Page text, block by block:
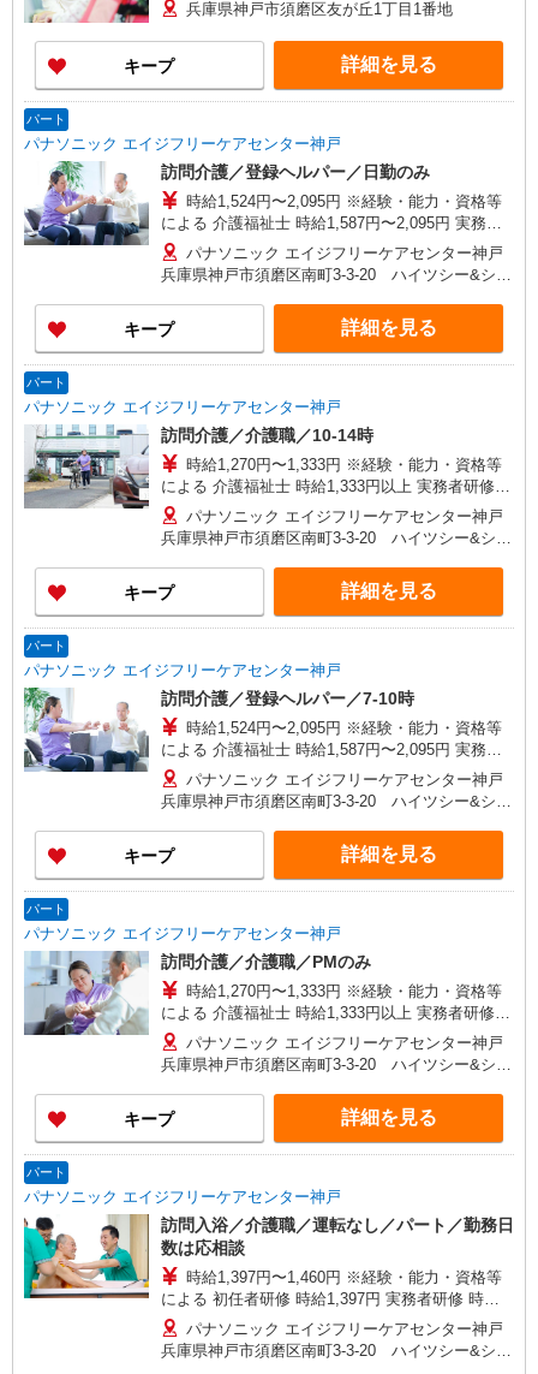
兵庫県神戸市須磨区友が丘1丁目1番地
キープ 詳細を見る
パート
パナソニック エイジフリーケアセンター神戸
訪問介護／登録ヘルパー／日勤のみ
時給1,524円〜2,095円 ※経験・能力・資格等
による 介護福祉士 時給1,587円〜2,095円 実務者
研修 時給1,524円〜2,032円 初任者研修 時給1,524
円〜2,032円 ※インセンティブ制度有あり（社内
規定あり） ※一律処遇改善加算含む 〇時間外勤務
手当 〇土日祝勤務手当 〇年末年始勤務手当
パナソニック エイジフリーケアセンター神戸
兵庫県神戸市須磨区南町3-3-20 ハイツシー&シー
キープ 詳細を見る
パート
パナソニック エイジフリーケアセンター神戸
訪問介護／介護職／10-14時
時給1,270円〜1,333円 ※経験・能力・資格等
による 介護福祉士 時給1,333円以上 実務者研修
時給1,270円以上 初任者研修 時給1,270円以上 ※
一律処遇改善加算含む 〇時間外勤務手当 〇土日祝
勤務手当 〇年末年始勤務手当
パナソニック エイジフリーケアセンター神戸
兵庫県神戸市須磨区南町3-3-20 ハイツシー&シー
キープ 詳細を見る
パート
パナソニック エイジフリーケアセンター神戸
訪問介護／登録ヘルパー／7-10時
時給1,524円〜2,095円 ※経験・能力・資格等
による 介護福祉士 時給1,587円〜2,095円 実務者
研修 時給1,524円〜2,032円 初任者研修 時給1,524
円〜2,032円 ※インセンティブ制度有あり（社内
規定あり） ※一律処遇改善加算含む 〇時間外勤務
手当 〇土日祝勤務手当 〇年末年始勤務手当
パナソニック エイジフリーケアセンター神戸
兵庫県神戸市須磨区南町3-3-20 ハイツシー&シー
キープ 詳細を見る
パート
パナソニック エイジフリーケアセンター神戸
訪問介護／介護職／PMのみ
時給1,270円〜1,333円 ※経験・能力・資格等
による 介護福祉士 時給1,333円以上 実務者研修
時給1,270円以上 初任者研修 時給1,270円以上 ※
一律処遇改善加算含む 〇時間外勤務手当 〇土日祝
勤務手当 〇年末年始勤務手当
パナソニック エイジフリーケアセンター神戸
兵庫県神戸市須磨区南町3-3-20 ハイツシー&シー
キープ 詳細を見る
パート
パナソニック エイジフリーケアセンター神戸
訪問入浴／介護職／運転なし／パート／勤務日
数は応相談
時給1,397円〜1,460円 ※経験・能力・資格等
による 初任者研修 時給1,397円 実務者研修 時給
1,397円 介護福祉士 時給1,460円 ※サービス提供8
件目以降〜1,000円/件 手当あり ※一律処遇改善加
算含む 〇時間外勤務手当 〇土日祝勤務手当 〇無
パナソニック エイジフリーケアセンター神戸
兵庫県神戸市須磨区南町3-3-20 ハイツシー&シー